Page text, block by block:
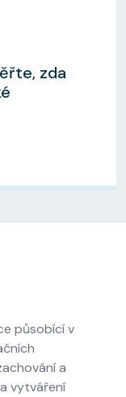
zda
působící v
a
vytváření